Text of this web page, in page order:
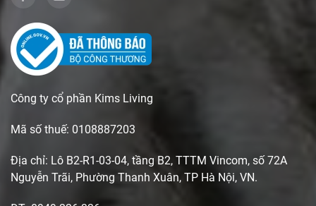
Công ty cổ phần Kims Living
Mã số thuế: 0108887203
Địa chỉ: Lô B2-R1-03-04, tầng B2, TTTM Vincom, số 72A
Nguyễn Trãi, Phường Thanh Xuân, TP Hà Nội, VN.